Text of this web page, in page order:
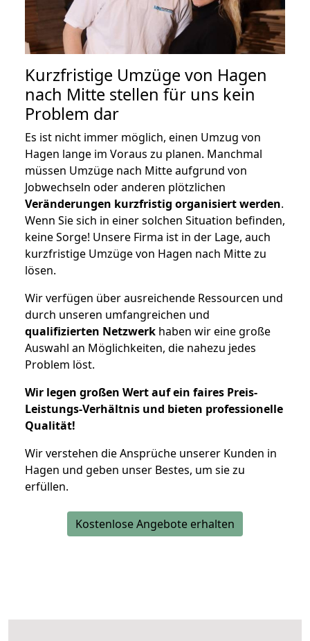
Kurzfristige Umzüge von Hagen
nach Mitte stellen für uns kein
Problem dar
Es ist nicht immer möglich, einen Umzug von
Hagen lange im Voraus zu planen. Manchmal
müssen Umzüge nach Mitte aufgrund von
Jobwechseln oder anderen plötzlichen
Veränderungen kurzfristig organisiert werden.
Wenn Sie sich in einer solchen Situation befinden,
keine Sorge! Unsere Firma ist in der Lage, auch
kurzfristige Umzüge von Hagen nach Mitte zu
lösen.
Wir verfügen über ausreichende Ressourcen und
durch unseren umfangreichen und
qualifizierten Netzwerk haben wir eine große
Auswahl an Möglichkeiten, die nahezu jedes
Problem löst.
Wir legen großen Wert auf ein faires Preis-
Leistungs-Verhältnis und bieten professionelle
Qualität!
Wir verstehen die Ansprüche unserer Kunden in
Hagen und geben unser Bestes, um sie zu
erfüllen.
Kostenlose Angebote erhalten